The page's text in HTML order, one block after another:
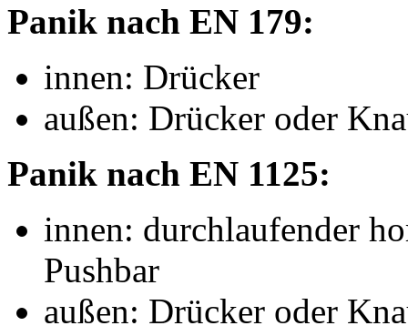
Panik nach EN 179:
innen: Drücker
außen: Drücker oder
Panik nach EN 1125:
innen: durchlaufender
Pushbar
außen: Drücker oder